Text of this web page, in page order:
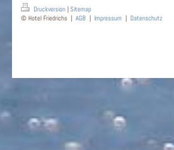
Druckversion | Sitemap
© Hotel Friedrichs | AGB | Impressum | Datenschutz